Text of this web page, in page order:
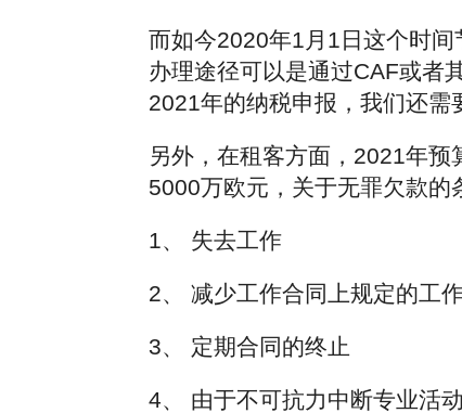
而如今2020年1月1日这个时
办理途径可以是通过CAF或者
2021年的纳税申报，我们还需
另外，在租客方面，2021年
5000万欧元，关于无罪欠款的
1、 失去工作
2、 减少工作合同上规定的工
3、 定期合同的终止
4、 由于不可抗力中断专业活动